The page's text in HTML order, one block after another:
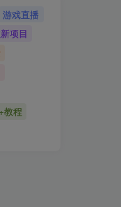
游戏直播
项目
教程